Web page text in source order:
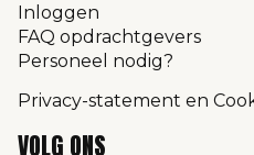
Inloggen
FAQ opdrachtgevers
Personeel nodig?
Privacy-statement en
VOLG ONS